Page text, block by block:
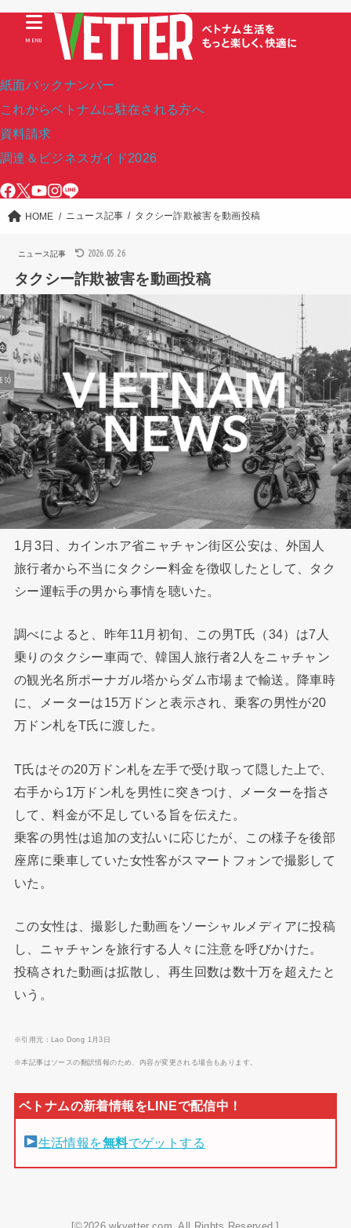
紙面バックナンバー
これからベトナムに駐在される方へ
資料請求
調達＆ビジネスガイド2026
MENU
HOME ニュース記事 タクシー詐欺被害を動画投稿
ニュース記事 2026.05.26
タクシー詐欺被害を動画投稿
1月3日、カインホア省ニャチャン街区公安は、外国人
旅行者から不当にタクシー料金を徴収したとして、タク
シー運転手の男から事情を聴いた。
調べによると、昨年11月初旬、この男T氏（34）は7人
乗りのタクシー車両で、韓国人旅行者2人をニャチャン
の観光名所ポーナガル塔からダム市場まで輸送。降車時
に、メーターは15万ドンと表示され、乗客の男性が20
万ドン札をT氏に渡した。
T氏はその20万ドン札を左手で受け取って隠した上で、
右手から1万ドン札を男性に突きつけ、メーターを指さ
して、料金が不足している旨を伝えた。
乗客の男性は追加の支払いに応じたが、この様子を後部
座席に乗車していた女性客がスマートフォンで撮影して
いた。
この女性は、撮影した動画をソーシャルメディアに投稿
し、ニャチャンを旅行する人々に注意を呼びかけた。
投稿された動画は拡散し、再生回数は数十万を超えたと
いう。
※引用元：Lao Dong 1月3日
※本記事はソースの翻訳情報のため、内容が変更される場合もあります。
生活情報を無料でゲットする